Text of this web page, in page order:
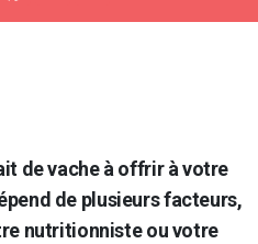
de vache à offrir à votre
de plusieurs facteurs,
nutritionniste ou votre